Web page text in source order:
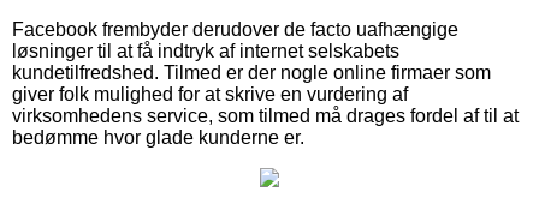
Facebook frembyder derudover de facto uafhængige
løsninger til at få indtryk af internet selskabets
kundetilfredshed. Tilmed er der nogle online firmaer som
giver folk mulighed for at skrive en vurdering af
virksomhedens service, som tilmed må drages fordel af til at
bedømme hvor glade kunderne er.